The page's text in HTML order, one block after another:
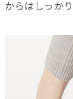
からはしっか